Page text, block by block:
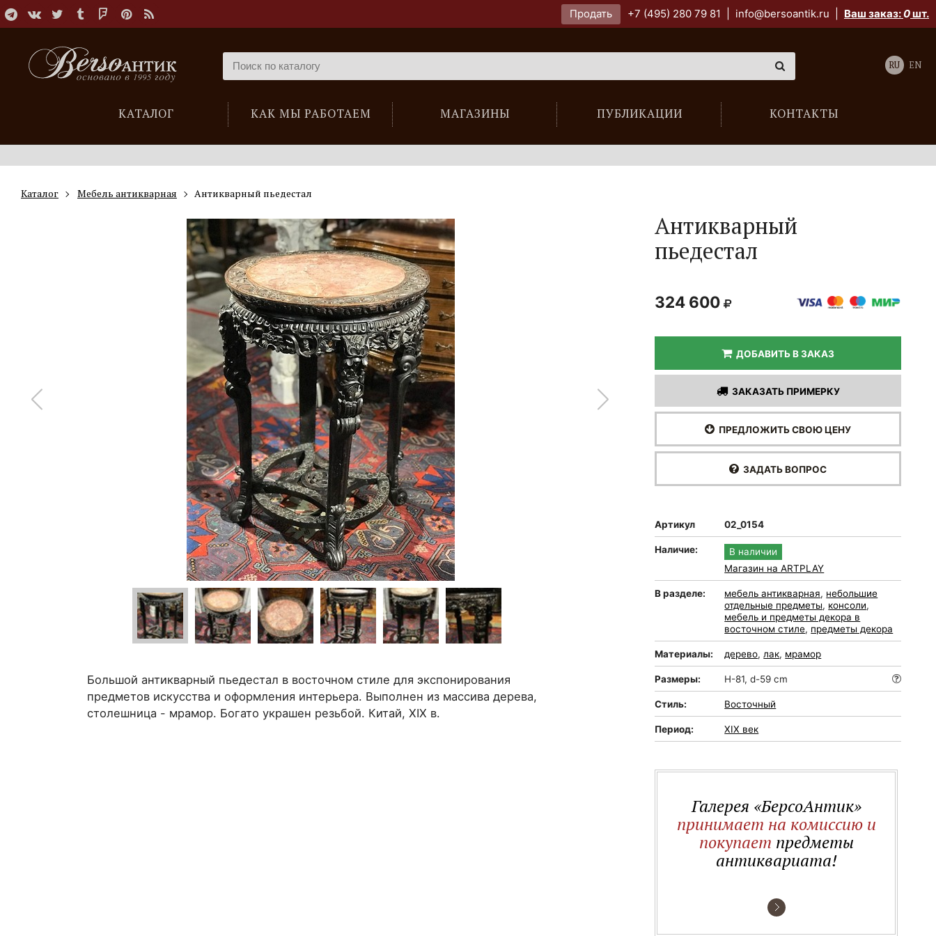
Продать +7 (495) 280 79 81 info@bersoantik.ru Ваш заказ:0шт.
КАТАЛОГ КАК МЫ РАБОТАЕМ МАГАЗИНЫ ПУБЛИКАЦИИ КОНТАКТЫ
RU EN
Каталог Мебель антикварная Антикварный пьедестал
Большой антикварный пьедестал в восточном стиле для экспонирования
предметов искусства и оформления интерьера. Выполнен из массива дерева,
столешница - мрамор. Богато украшен резьбой. Китай, XIX в.
Антикварный
пьедестал
324 600
ДОБАВИТЬ В ЗАКАЗ
ЗАКАЗАТЬ ПРИМЕРКУ
ПРЕДЛОЖИТЬ СВОЮ ЦЕНУ
ЗАДАТЬ ВОПРОС
Артикул 02_0154
Наличие:
В наличии
Магазин на ARTPLAY
В разделе: мебель антикварная, небольшие
отдельные предметы, консоли,
мебель и предметы декора в
восточном стиле, предметы декора
Материалы: дерево, лак, мрамор
Размеры: H-81, d-59 cm
Стиль: Восточный
Период: XIX век
Галерея «БерсоАнтик»
принимает на комиссию и
покупает предметы
антиквариата!